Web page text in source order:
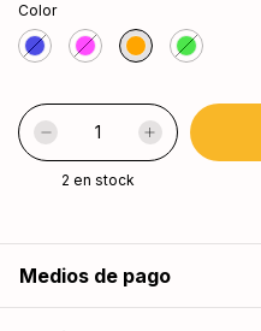
Color
2 en stock
Medios de pago